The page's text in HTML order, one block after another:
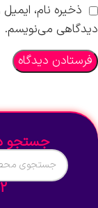
ذخیره نام،
دیدگاهی می‌نویسم.
جستجو